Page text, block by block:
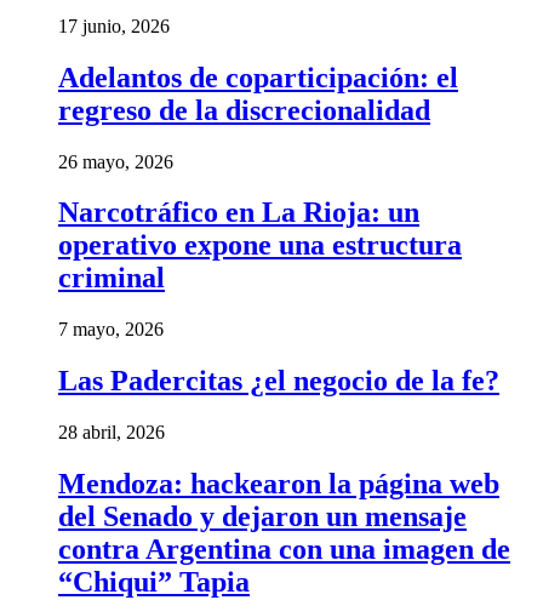
17 junio, 2026
Adelantos de coparticipación: el
regreso de la discrecionalidad
26 mayo, 2026
Narcotráfico en La Rioja: un
operativo expone una estructura
criminal
7 mayo, 2026
Las Padercitas ¿el negocio de la fe?
28 abril, 2026
Mendoza: hackearon la página web
del Senado y dejaron un mensaje
contra Argentina con una imagen de
“Chiqui” Tapia